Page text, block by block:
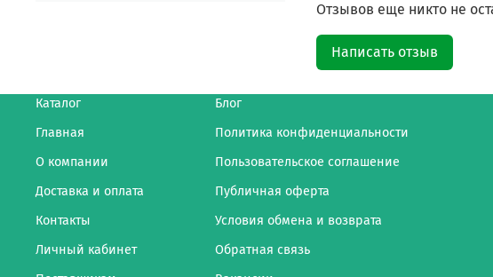
Отзывов еще никто не
Написать отзыв
Каталог
Главная
О компании
Доставка и оплата
Контакты
Личный кабинет
Блог
Политика конфиденциальности
Пользовательское соглашение
Публичная оферта
Условия обмена и возврата
Обратная связь